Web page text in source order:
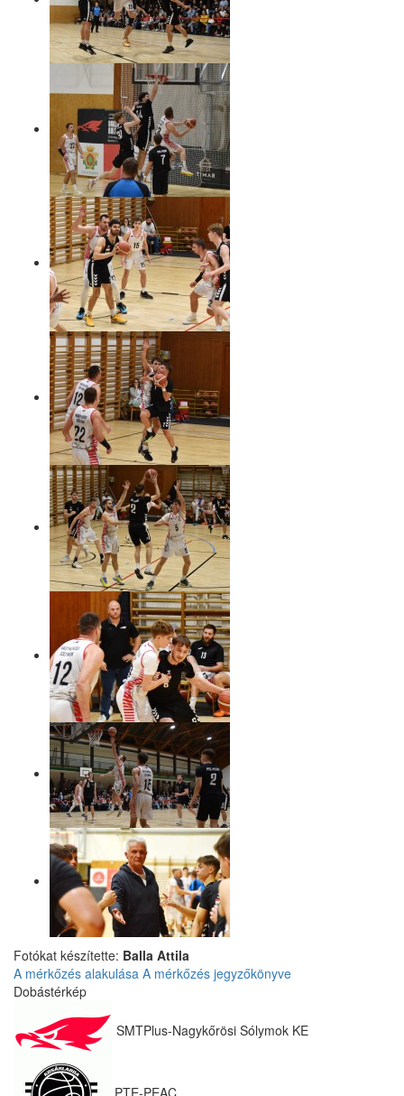
Fotókat készítette: Balla Attila
A mérkőzés alakulása A mérkőzés jegyzőkönyve
Dobástérkép
SMTPlus-Nagykőrösi Sólymok KE
PTE-PEAC